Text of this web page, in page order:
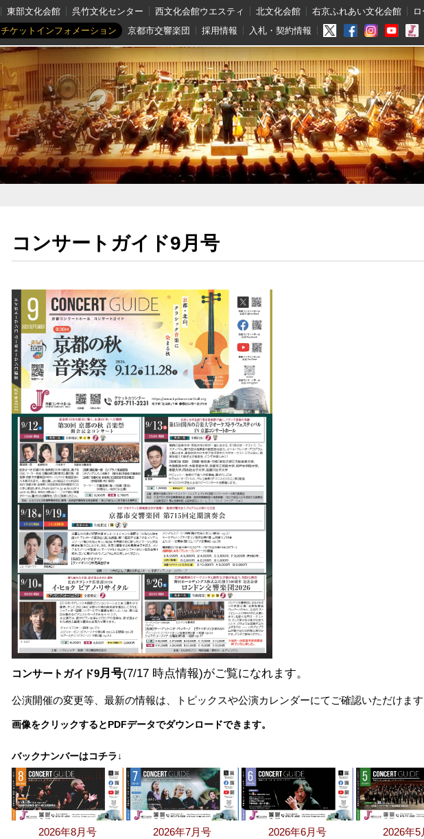
東部文化会館 呉竹文化センター 西文化会館ウエスティ 北文化会館 右京ふれあい文化会館
チケットインフォメーション 京都市交響楽団 採用情報 入札・契約情報
コンサートガイド9月号
コンサートガイド9月号(7/17 時点情報)がご覧になれます。
公演開催の変更等、最新の情報は、トピックスや公演カレンダーにてご確認いただけます
画像をクリックするとPDFデータでダウンロードできます。
バックナンバーはコチラ↓
2026年8月号 2026年7月号 2026年6月号 2026年5